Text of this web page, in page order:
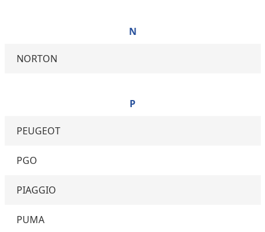
N
NORTON
P
PEUGEOT
PGO
PIAGGIO
PUMA